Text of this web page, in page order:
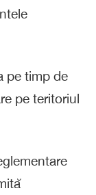
pe timp de
pe teritoriul